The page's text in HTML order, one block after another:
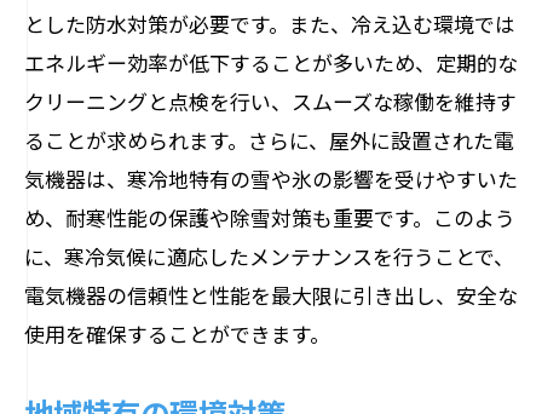
とした防水対策が必要です。また、冷え込む環境では
エネルギー効率が低下することが多いため、定期的な
クリーニングと点検を行い、スムーズな稼働を維持す
ることが求められます。さらに、屋外に設置された電
気機器は、寒冷地特有の雪や氷の影響を受けやすいた
め、耐寒性能の保護や除雪対策も重要です。このよう
に、寒冷気候に適応したメンテナンスを行うことで、
電気機器の信頼性と性能を最大限に引き出し、安全な
使用を確保することができます。